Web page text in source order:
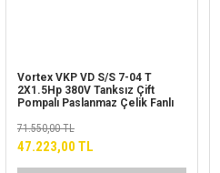
Vortex VKP VD S/S 7-04 T
2X1.5Hp 380V Tanksız Çift
Pompalı Paslanmaz Çelik Fanlı
71.550,00 TL
47.223,00 TL